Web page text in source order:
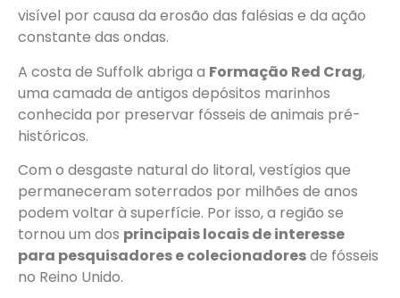
visível por causa da erosão das falésias e da ação
constante das ondas.
A costa de Suffolk abriga a Formação Red Crag,
uma camada de antigos depósitos marinhos
conhecida por preservar fósseis de animais pré-
históricos.
Com o desgaste natural do litoral, vestígios que
permaneceram soterrados por milhões de anos
podem voltar à superfície. Por isso, a região se
tornou um dos principais locais de interesse
para pesquisadores e colecionadoresde fósseis
no Reino Unido.